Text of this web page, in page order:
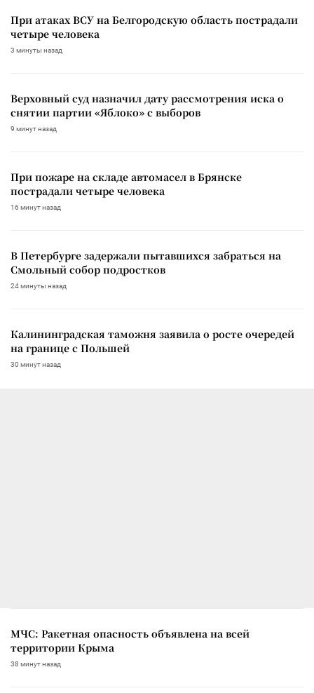
При атаках ВСУ на Белгородскую область пострадали
четыре человека
3 минуты назад
Верховный суд назначил дату рассмотрения иска о
снятии партии «Яблоко» с выборов
9 минут назад
При пожаре на складе автомасел в Брянске
пострадали четыре человека
16 минут назад
В Петербурге задержали пытавшихся забраться на
Смольный собор подростков
24 минуты назад
Калининградская таможня заявила о росте очередей
на границе с Польшей
30 минут назад
МЧС: Ракетная опасность объявлена на всей
территории Крыма
38 минут назад